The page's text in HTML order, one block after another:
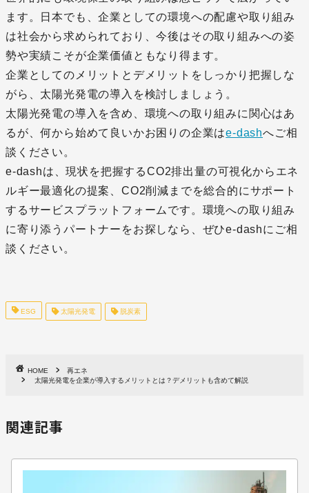
ます。日本でも、企業としての環境への配慮や取り組み
は社会から求められており、今後はその取り組みへの姿
勢や実績こそが企業価値ともなり得ます。
企業としてのメリットとデメリットをしっかり把握しな
がら、太陽光発電の導入を検討しましょう。
太陽光発電の導入を含め、環境への取り組みに関心はあ
るが、何から始めて良いかお困りの企業はe-dashへご相
談ください。
e-dashは、現状を把握するCO2排出量の可視化からエネ
ルギー最適化の提案、CO2削減までを総合的にサポート
するサービスプラットフォームです。環境への取り組み
に寄り添うパートナーをお探しなら、ぜひe-dashにご相
談ください。
ESG 太陽光発電 脱炭素
HOME
再エネ
太陽光発電を企業が導入するメリットとは？デメリットも含めて解説
関連記事